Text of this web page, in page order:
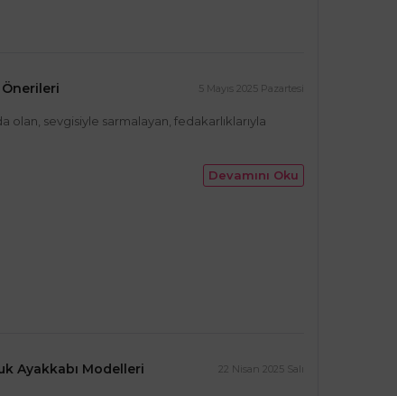
5 Mayıs 2025 Pazartesi
olan, sevgisiyle sarmalayan, fedakarlıklarıyla
Devamını Oku
Ayakkabı Modelleri 22 Nisan 2025 Salı